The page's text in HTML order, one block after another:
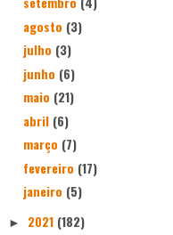
agosto (3)
julho (3)
junho (6)
maio (21)
abril (6)
março (7)
fevereiro (17)
janeiro (5)
► 2021 (182)